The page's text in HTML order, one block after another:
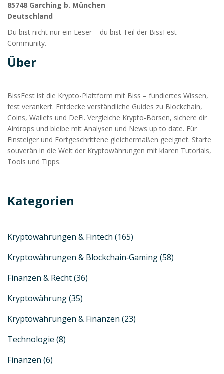
85748 Garching b. München
Deutschland
Du bist nicht nur ein Leser – du bist Teil der BissFest-
Community.
Über
BissFest ist die Krypto-Plattform mit Biss – fundiertes Wissen,
fest verankert. Entdecke verständliche Guides zu Blockchain,
Coins, Wallets und DeFi. Vergleiche Krypto-Börsen, sichere dir
Airdrops und bleibe mit Analysen und News up to date. Für
Einsteiger und Fortgeschrittene gleichermaßen geeignet. Starte
souverän in die Welt der Kryptowährungen mit klaren Tutorials,
Tools und Tipps.
Kategorien
Kryptowährungen & Fintech (165)
Kryptowährungen & Blockchain‑Gaming(58)
Finanzen & Recht(36)
Kryptowährung(35)
Kryptowährungen & Finanzen (23)
Technologie (8)
Finanzen (6)